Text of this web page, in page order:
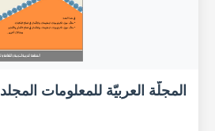
المجلّة العربيّة للمعلومات المجلد 25